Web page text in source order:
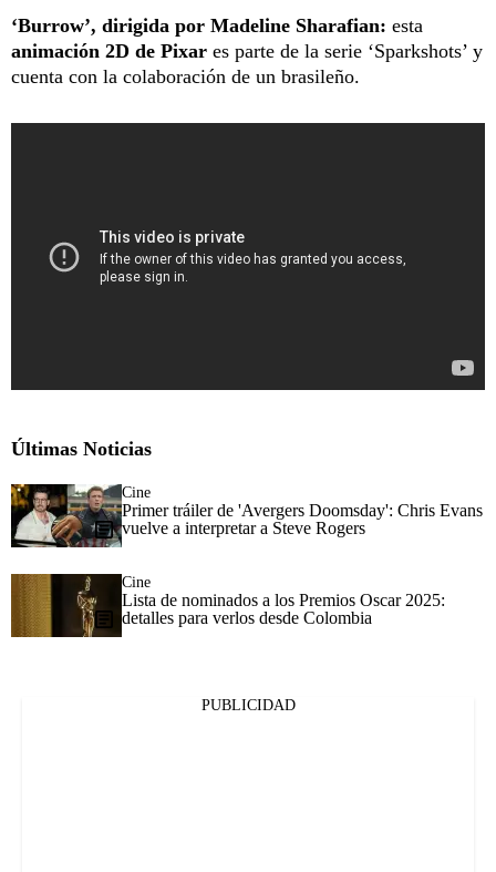
‘Burrow’, dirigida por Madeline Sharafian: esta
animación 2D de Pixar es parte de la serie ‘Sparkshots’ y
cuenta con la colaboración de un brasileño.
Últimas Noticias
Cine
Primer tráiler de 'Avergers Doomsday': Chris Evans
vuelve a interpretar a Steve Rogers
Cine
Lista de nominados a los Premios Oscar 2025:
detalles para verlos desde Colombia
PUBLICIDAD